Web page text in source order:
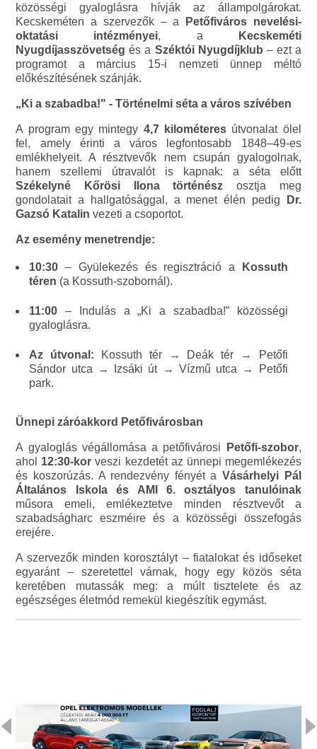
közösségi gyaloglásra hívják az állampolgárokat.
Kecskeméten a szervezők – a
Petőfiváros nevelési-
oktatási intézményei, a
Kecskeméti
Nyugdíjasszövetség és a Széktói Nyugdíjklub – ezt a
programot a március 15-i nemzeti ünnep méltó
előkészítésének szánják.
„Ki a szabadba!" - Történelmi séta a város szívében
A program egy mintegy 4,7 kilométeresútvonalat ölel
fel, amely érinti a város legfontosabb 1848–49-es
emlékhelyeit. A résztvevők nem csupán gyalogolnak,
hanem szellemi útravalót is kapnak: a séta előtt
Székelyné Kőrösi Ilona történész osztja meg
gondolatait a hallgatósággal, a menet élén pedig
Dr.
Gazsó Katalin vezeti a csoportot.
Az esemény menetrendje:
10:30 – Gyülekezés és regisztráció a
Kossuth
téren (a Kossuth-szobornál).
11:00 – Indulás a „Ki a szabadba!” közösségi
gyaloglásra.
Az útvonal: Kossuth tér → Deák tér → Petőfi
Sándor utca → Izsáki út → Vízmű utca → Petőfi
park.
Ünnepi záróakkord Petőfivárosban
A gyaloglás végállomása a petőfivárosi Petőfi-szobor,
ahol 12:30-kor veszi kezdetét az ünnepi megemlékezés
és koszorúzás. A rendezvény fényét a Vásárhelyi Pál
Általános Iskola és AMI 6. osztályos tanulóinak
műsora emeli, emlékeztetve minden résztvevőt a
szabadságharc eszméire és a közösségi összefogás
erejére.
A szervezők minden korosztályt – fiatalokat és időseket
egyaránt – szeretettel várnak, hogy egy közös séta
keretében mutassák meg: a múlt tisztelete és az
egészséges életmód remekül kiegészítik egymást.